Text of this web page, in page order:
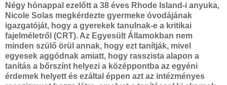
Négy hónappal ezelőtt a 38 éves Rhode Island-i anyuka,
Nicole Solas megkérdezte gyermeke óvodájának
igazgatóját, hogy a gyerekek tanulnak-e a kritikai
fajelméletről (CRT). Az Egyesült Államokban nem
minden szülő örül annak, hogy ezt tanítják, mivel
egyesek aggódnak amiatt, hogy rasszista alapon a
tanítás a bőrszínt helyezi a középpontba az egyéni
érdemek helyett és ezáltal éppen azt az intézményes